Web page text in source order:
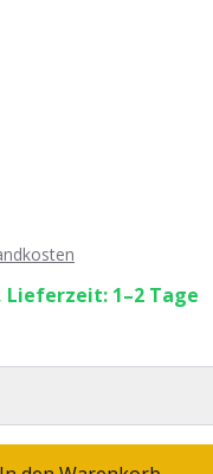
1–2 Tage